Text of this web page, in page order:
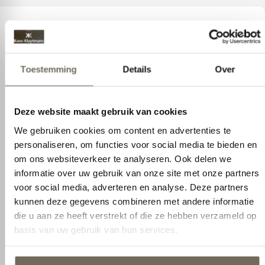
Toestemming Details Over
Deze website maakt gebruik van cookies
We gebruiken cookies om content en advertenties te
personaliseren, om functies voor social media te bieden en
om ons websiteverkeer te analyseren. Ook delen we
informatie over uw gebruik van onze site met onze partners
voor social media, adverteren en analyse. Deze partners
kunnen deze gegevens combineren met andere informatie
die u aan ze heeft verstrekt of die ze hebben verzameld op
basis van uw gebruik van hun services.
Droomt u al jaren van een
interieur dat bij u past?
Droomt u al jaren van een interieur dat bij u past?
Wij staan voor u klaar om te helpen om het
interieur van uw dromen vorm te geven. Samen
gaan we uw behoeftes en voorkeuren
inventariseren en we begeleiden u stap voor stap
door dit creatieve proces. We selecteren modellen
en materialen en kijken met u naar de
functionaliteiten benodigd zijn. Of u nu kiest voor